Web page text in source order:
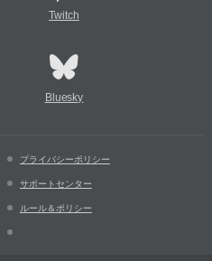
Twitch
Bluesky
プライバシーポリシー
サポートセンター
ルール＆ポリシー